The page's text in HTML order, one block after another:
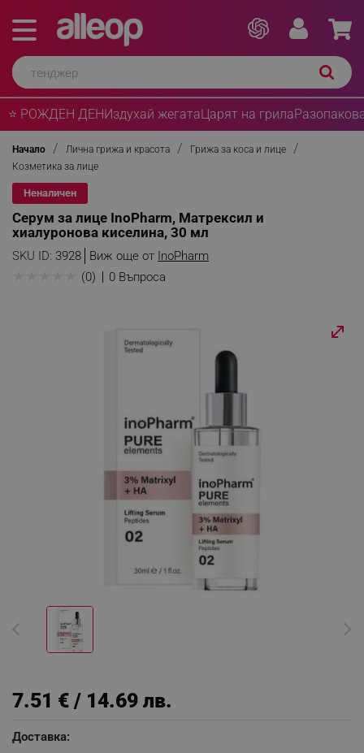
⭐ РОЖДЕН ДЕНИздухай жегатаЦарят на грила
Начало Лична грижа и красота
Грижа за коса и лице
Козметика за лице
Неналичен
Серум за лице InoPharm, Матрексил и
хиалуронова киселина, 30 мл
SKU ID: 3928 Виж още от InoPharm
(0) 0 Въпроса
7.51 € / 14.69 лв.
Доставка: